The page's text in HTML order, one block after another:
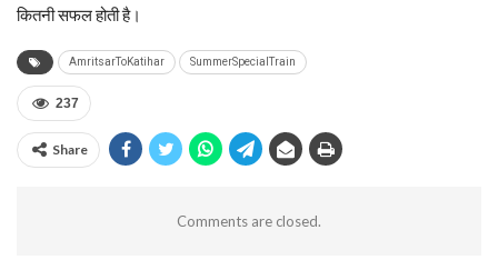
कितनी सफल होती है।
AmritsarToKatihar SummerSpecialTrain
237
Share
Comments are closed.